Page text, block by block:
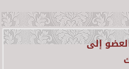
إلى